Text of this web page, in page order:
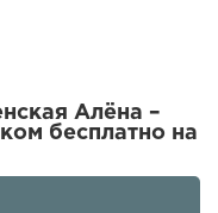
Алёна –
бесплатно на